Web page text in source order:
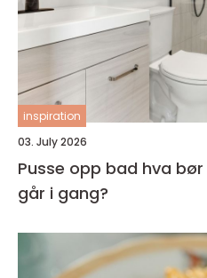
inspiration
03. July 2026
Pusse opp bad hva bør du tenke på før du
går i gang?